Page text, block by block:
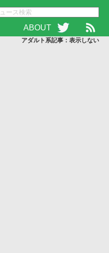
ABOUT
アダルト系記事：表示しない